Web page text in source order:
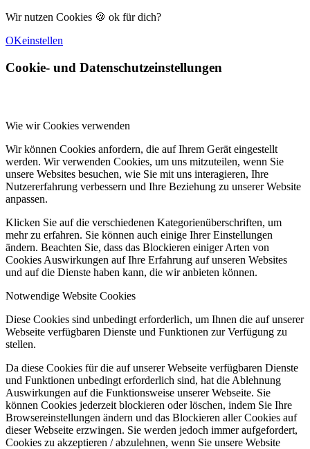
Wir nutzen Cookies 🍪 ok für dich?
OKeinstellen
Cookie- und Datenschutzeinstellungen
Wie wir Cookies verwenden
Wir können Cookies anfordern, die auf Ihrem Gerät eingestellt
werden. Wir verwenden Cookies, um uns mitzuteilen, wenn Sie
unsere Websites besuchen, wie Sie mit uns interagieren, Ihre
Nutzererfahrung verbessern und Ihre Beziehung zu unserer Website
anpassen.
Klicken Sie auf die verschiedenen Kategorienüberschriften, um
mehr zu erfahren. Sie können auch einige Ihrer Einstellungen
ändern. Beachten Sie, dass das Blockieren einiger Arten von
Cookies Auswirkungen auf Ihre Erfahrung auf unseren Websites
und auf die Dienste haben kann, die wir anbieten können.
Notwendige Website Cookies
Diese Cookies sind unbedingt erforderlich, um Ihnen die auf unserer
Webseite verfügbaren Dienste und Funktionen zur Verfügung zu
stellen.
Da diese Cookies für die auf unserer Webseite verfügbaren Dienste
und Funktionen unbedingt erforderlich sind, hat die Ablehnung
Auswirkungen auf die Funktionsweise unserer Webseite. Sie
können Cookies jederzeit blockieren oder löschen, indem Sie Ihre
Browsereinstellungen ändern und das Blockieren aller Cookies auf
dieser Webseite erzwingen. Sie werden jedoch immer aufgefordert,
Cookies zu akzeptieren / abzulehnen, wenn Sie unsere Website